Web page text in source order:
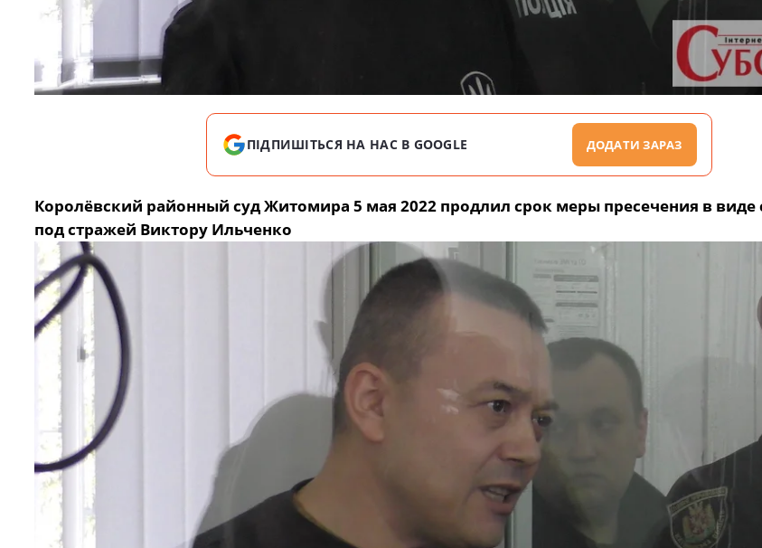
ПІДПИШІТЬСЯ НА НАС В GOOGLE ДОДАТИ ЗАРАЗ
Королёвский районный суд Житомира 5 мая 2022 продлил срок меры пресечения в виде
под стражей Виктору Ильченко